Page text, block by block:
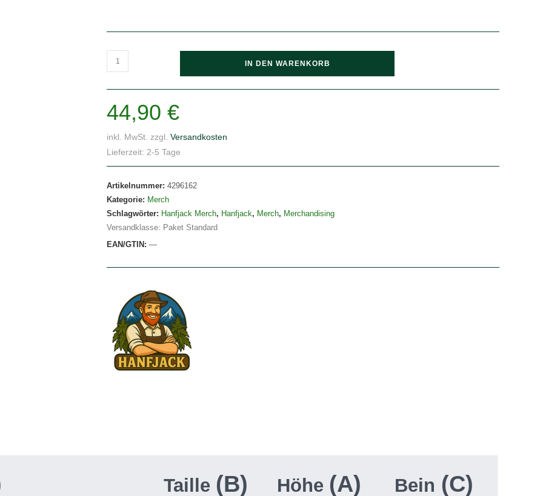
Hanfjack
Logo
-
Jogger
Pants
Menge
IN DEN WARENKORB
44,90 €
inkl. MwSt. zzgl. Versandkosten
Lieferzeit: 2-5 Tage
Artikelnummer: 4296162
Kategorie: Merch
Schlagwörter: Hanfjack Merch, Hanfjack, Merch, Merchandising
Versandklasse: Paket Standard
EAN/GTIN: —